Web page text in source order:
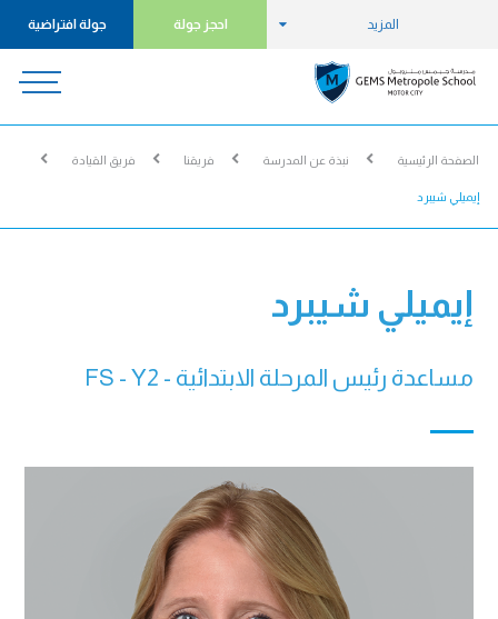
المزيد احجز جولة جولة افتراضية
الصفحة الرئيسية نبذة عن المدرسة فريقنا فريق القيادة
إيميلي شيبرد
إيميلي شيبرد
مساعدة رئيس المرحلة الابتدائية - FS - Y2